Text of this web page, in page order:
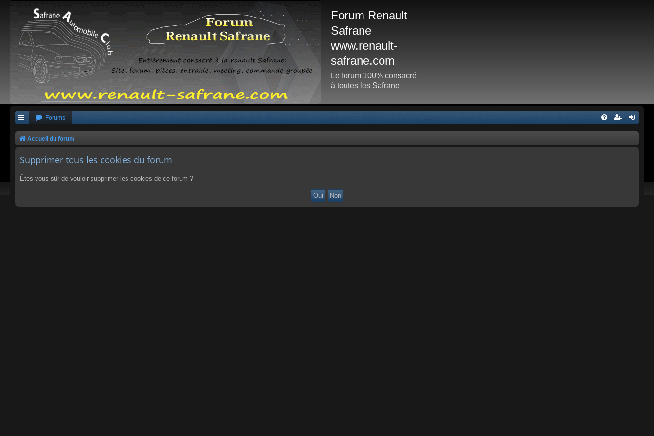
Forum Renault
Safrane
www.renault-
safrane.com
Le forum 100% consacré
à toutes les Safrane
Forums
Accueil du forum
Supprimer tous les cookies du forum
Êtes-vous sûr de vouloir supprimer les cookies de ce forum ?